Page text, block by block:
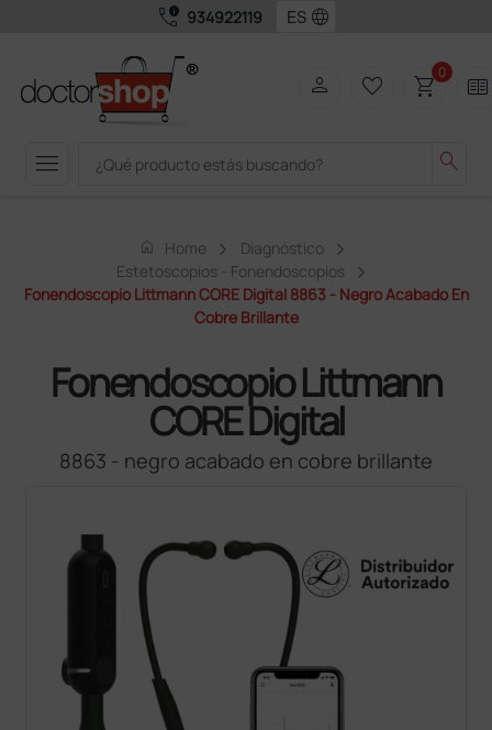
call_quality 934922119 language
menu search
person favorite_border shopping_cart0 two_pager
home Home
Diagnóstico
Estetoscopios - Fonendoscopios
Fonendoscopio Littmann CORE Digital 8863 - Negro Acabado En
Cobre Brillante
Fonendoscopio Littmann
CORE Digital
8863 - negro acabado en cobre brillante